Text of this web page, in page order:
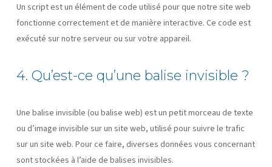
Un script est un élément de code utilisé pour que notre site web
fonctionne correctement et de manière interactive. Ce code est
exécuté sur notre serveur ou sur votre appareil.
4. Qu’est-ce qu’une balise invisible ?
Une balise invisible (ou balise web) est un petit morceau de texte
ou d’image invisible sur un site web, utilisé pour suivre le trafic
sur un site web. Pour ce faire, diverses données vous concernant
sont stockées à l’aide de balises invisibles.